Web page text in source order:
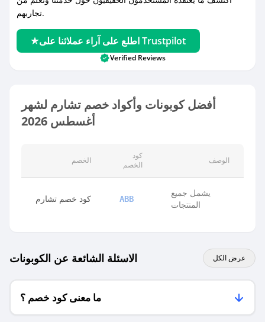
تجاربهم.
اطلع على آراء عملائنا على Trustpilot
Verified Reviews
أفضل كوبونات وأكواد خصم تشارم لشهر
أغسطس 2026
الخصم
كود
الخصم
الوصف
كود خصم تشارم ABB
يشمل جميع
المنتجات
الاسئلة الشائعة عن الكوبونات عرض الكل
ما معنى كود خصم ؟